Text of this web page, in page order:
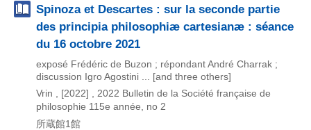
Spinoza et Descartes : sur la seconde partie
des principia philosophiæ cartesianæ : séance
du 16 octobre 2021
exposé Frédéric de Buzon ; répondant André Charrak ;
discussion Igro Agostini ... [and three others]
Vrin , [2022] , 2022 Bulletin de la Société française de
philosophie 115e année,
no 2
所蔵館1館